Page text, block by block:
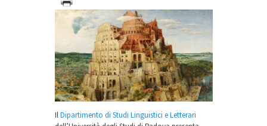
IlDipartimento di Studi Linguistici e Letterari